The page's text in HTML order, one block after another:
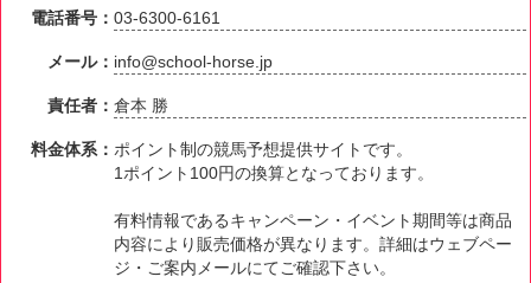
電話番号：03-6300-6161
メール： info@school-horse.jp
責任者：倉本 勝
料金体系： ポイント制の競馬予想提供サイトです。
1ポイント100円の換算となっております。
有料情報であるキャンペーン・イベント期間等は商品
内容により販売価格が異なります。詳細はウェブペー
ジ・ご案内メールにてご確認下さい。